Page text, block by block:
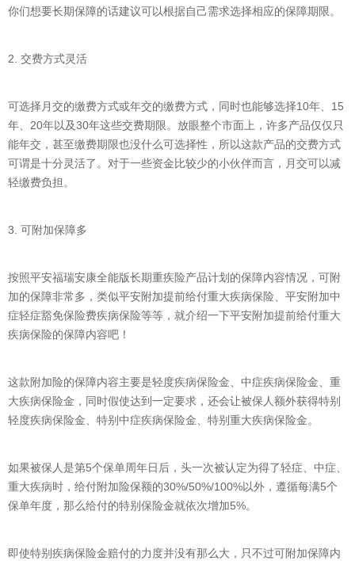
你们想要长期保障的话建议可以根据自己需求选择相应的保障期限。
2. 交费方式灵活
可选择月交的缴费方式或年交的缴费方式，同时也能够选择10年、15
年、20年以及30年这些交费期限。放眼整个市面上，许多产品仅仅只
能年交，甚至缴费期限也没什么可选择性，所以这款产品的交费方式
可谓是十分灵活了。对于一些资金比较少的小伙伴而言，月交可以减
轻缴费负担。
3. 可附加保障多
按照平安福瑞安康全能版长期重疾险产品计划的保障内容情况，可附
加的保障非常多，类似平安附加提前给付重大疾病保险、平安附加中
症轻症豁免保险费疾病保险等等，就介绍一下平安附加提前给付重大
疾病保险的保障内容吧！
这款附加险的保障内容主要是轻度疾病保险金、中症疾病保险金、重
大疾病保险金，同时假使达到一定要求，还会让被保人额外获得特别
轻度疾病保险金、特别中症疾病保险金、特别重大疾病保险金。
如果被保人是第5个保单周年日后，头一次被认定为得了轻症、中症、
重大疾病时，给付附加险保额的30%/50%/100%以外，遵循每满5个
保单年度，那么给付的特别保险金就依次增加5%。
即使特别疾病保险金赔付的力度并没有那么大，只不过可附加保障内